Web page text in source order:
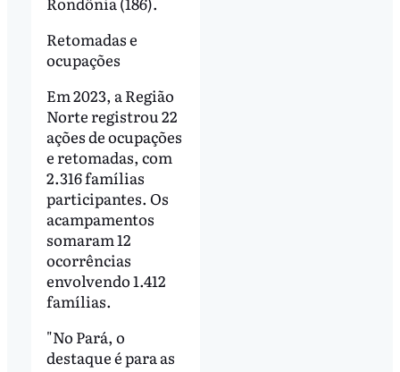
Retomadas e
ocupações
Em 2023, a Região
Norte registrou 22
ações de ocupações
e retomadas, com
2.316 famílias
participantes. Os
acampamentos
somaram 12
ocorrências
envolvendo 1.412
famílias.
"No Pará, o
destaque é para as